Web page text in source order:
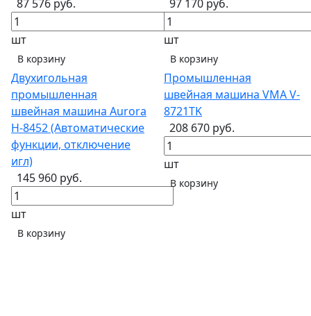
87 576 руб.
шт
В корзину
97 170 руб.
шт
В корзину
Двухигольная
промышленная
швейная машина Aurora
H-8452 (Автоматические
функции, отключение
игл)
145 960 руб.
шт
В корзину
Промышленная
швейная машина VMA V-
8721TK
208 670 руб.
шт
В корзину